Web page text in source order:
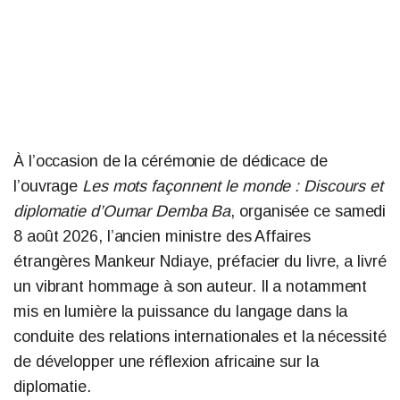
À l’occasion de la cérémonie de dédicace de
l’ouvrage Les mots façonnent le monde : Discours et
diplomatie d’Oumar Demba Ba, organisée ce samedi
8 août 2026, l’ancien ministre des Affaires
étrangères Mankeur Ndiaye, préfacier du livre, a livré
un vibrant hommage à son auteur. Il a notamment
mis en lumière la puissance du langage dans la
conduite des relations internationales et la nécessité
de développer une réflexion africaine sur la
diplomatie.